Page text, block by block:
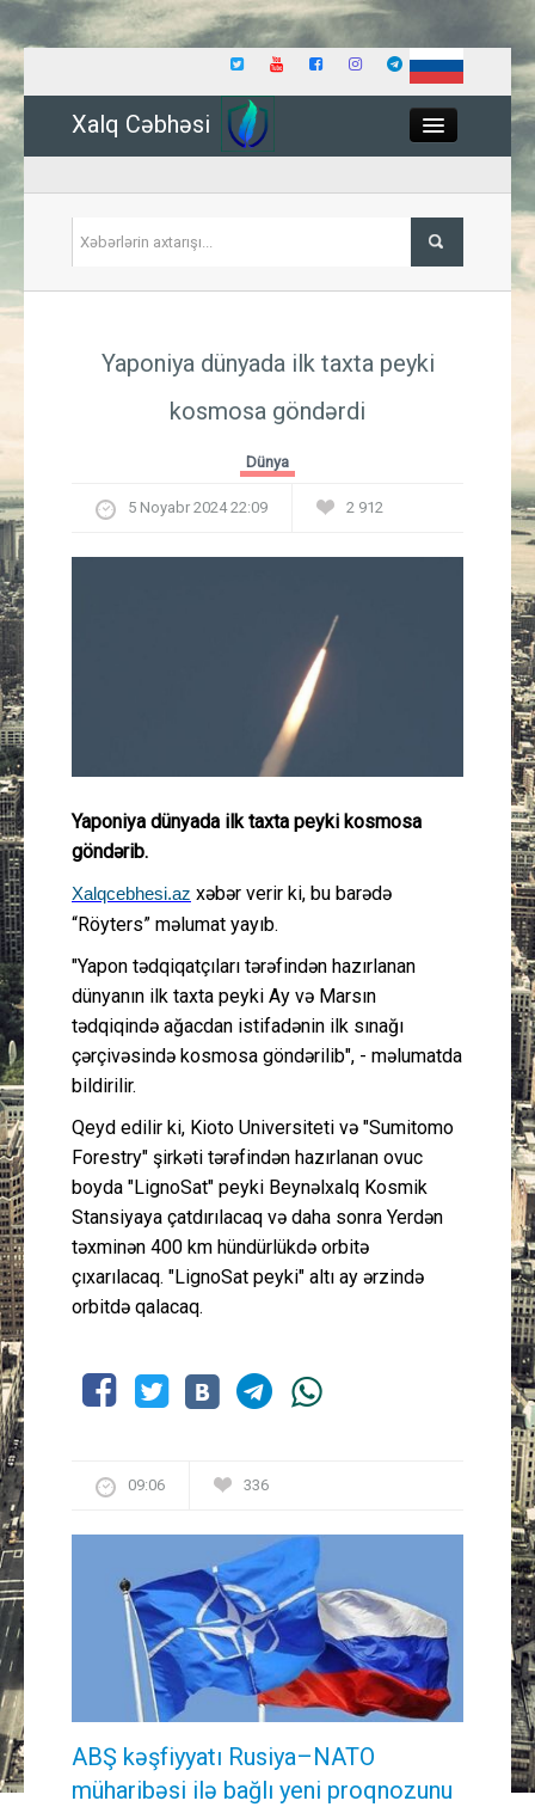
Xalq Cəbhəsi
İqtisadiyyat
Güney Azərbaycan
Mədəniyyət
Peşə etikası
Əlaqə
Yaponiya dünyada ilk taxta peyki
kosmosa göndərdi
Dünya
5 Noyabr 2024 22:09 2 912
Yaponiya dünyada ilk taxta peyki kosmosa
göndərib.
Xalqcebhesi.az xəbər verir ki, bu barədə
“Röyters” məlumat yayıb.
"Yapon tədqiqatçıları tərəfindən hazırlanan
dünyanın ilk taxta peyki Ay və Marsın
tədqiqində ağacdan istifadənin ilk sınağı
çərçivəsində kosmosa göndərilib", - məlumatda
bildirilir.
Qeyd edilir ki, Kioto Universiteti və "Sumitomo
Forestry" şirkəti tərəfindən hazırlanan ovuc
boyda "LignoSat" peyki Beynəlxalq Kosmik
Stansiyaya çatdırılacaq və daha sonra Yerdən
təxminən 400 km hündürlükdə orbitə
çıxarılacaq. "LignoSat peyki" altı ay ərzində
orbitdə qalacaq.
09:06 336
ABŞ kəşfiyyatı Rusiya–NATO
müharibəsi ilə bağlı yeni proqnozunu